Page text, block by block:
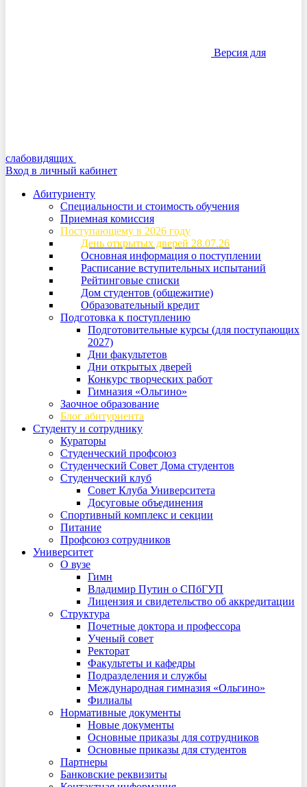
Версия для
слабовидящих
Вход в личный кабинет
Абитуриенту
Специальности и стоимость обучения
Приемная комиссия
Поступающему в 2026 году
День открытых дверей 28.07.26
Основная информация о поступлении
Расписание вступительных испытаний
Рейтинговые списки
Дом студентов (общежитие)
Образовательный кредит
Подготовка к поступлению
Подготовительные курсы (для поступающих
2027)
Дни факультетов
Дни открытых дверей
Конкурс творческих работ
Гимназия «Ольгино»
Заочное образование
Блог абитуриента
Студенту и сотруднику
Кураторы
Студенческий профсоюз
Студенческий Совет Дома студентов
Студенческий клуб
Совет Клуба Университета
Досуговые объединения
Спортивный комплекс и секции
Питание
Профсоюз сотрудников
Университет
О вузе
Гимн
Владимир Путин о СПбГУП
Лицензия и свидетельство об аккредитации
Структура
Почетные доктора и профессора
Ученый совет
Ректорат
Факультеты и кафедры
Подразделения и службы
Международная гимназия «Ольгино»
Филиалы
Нормативные документы
Новые документы
Основные приказы для сотрудников
Основные приказы для студентов
Партнеры
Банковские реквизиты